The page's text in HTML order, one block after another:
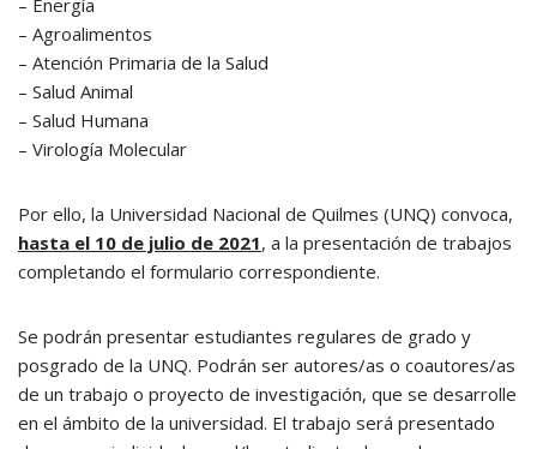
– Energía
– Agroalimentos
– Atención Primaria de la Salud
– Salud Animal
– Salud Humana
– Virología Molecular
Por ello, la Universidad Nacional de Quilmes (UNQ) convoca,
hasta el 10 de julio de 2021, a la presentación de trabajos
completando el formulario correspondiente.
Se podrán presentar estudiantes regulares de grado y
posgrado de la UNQ. Podrán ser autores/as o coautores/as
de un trabajo o proyecto de investigación, que se desarrolle
en el ámbito de la universidad. El trabajo será presentado